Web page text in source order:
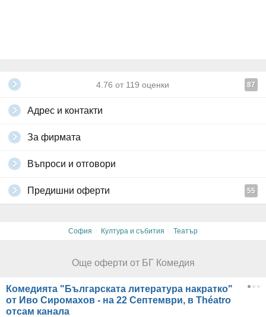
4.76 от 119 оценки 87
Адрес и контакти
За фирмата
Въпроси и отговори
Предишни оферти 55
София · Култура и събития · Театър
Още оферти от БГ Комедия
Комедията "Българската литература накратко"
от Иво Сиромахов - на 22 Септември, в Théatro
отсам канала